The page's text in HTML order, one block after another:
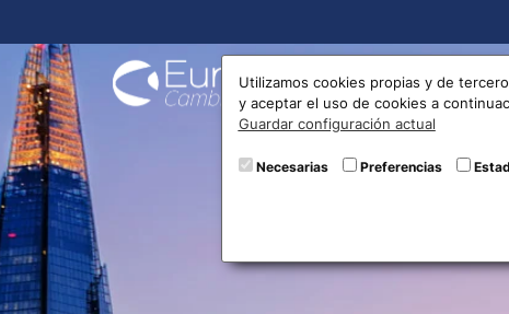
Compra
Utilizamos cookies propias y de
y aceptar el uso de cookies a
Guardar configuración actual
Necesarias Preferencias